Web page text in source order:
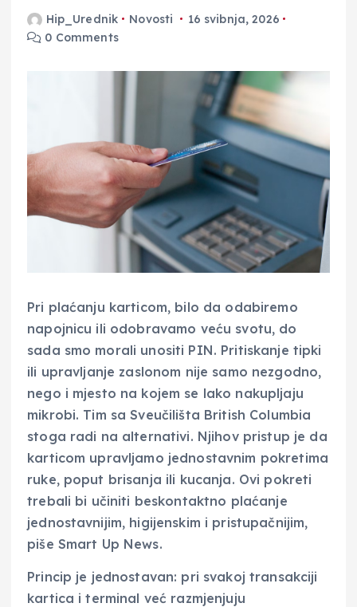
Hip_Urednik Novosti
16 svibnja, 2026
0 Comments
Pri plaćanju karticom, bilo da odabiremo
napojnicu ili odobravamo veću svotu, do
sada smo morali unositi PIN. Pritiskanje tipki
ili upravljanje zaslonom nije samo nezgodno,
nego i mjesto na kojem se lako nakupljaju
mikrobi. Tim sa Sveučilišta British Columbia
stoga radi na alternativi. Njihov pristup je da
karticom upravljamo jednostavnim pokretima
ruke, poput brisanja ili kucanja. Ovi pokreti
trebali bi učiniti beskontaktno plaćanje
jednostavnijim, higijenskim i pristupačnijim,
piše Smart Up News.
Princip je jednostavan: pri svakoj transakciji
kartica i terminal već razmjenjuju